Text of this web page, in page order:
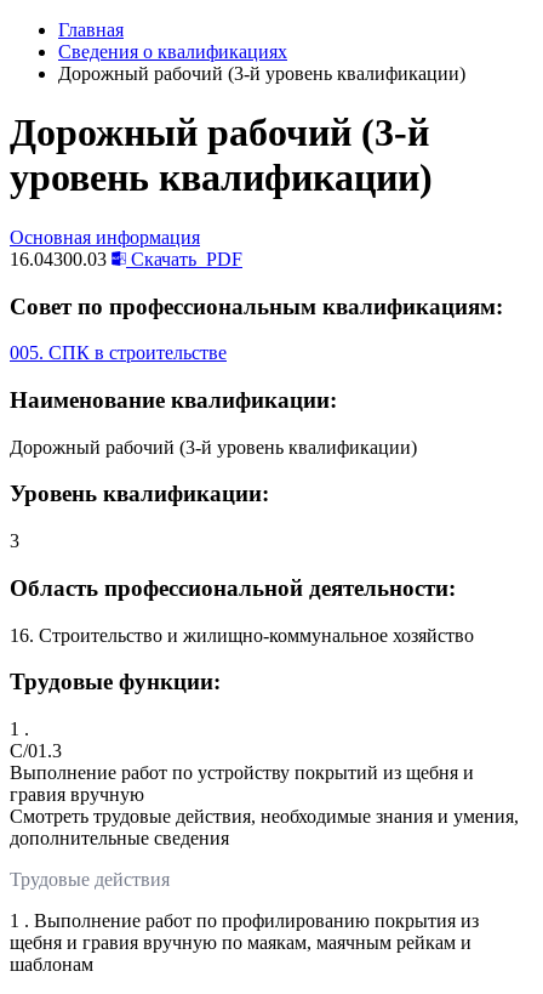
Главная
Сведения о квалификациях
Дорожный рабочий (3-й уровень квалификации)
Дорожный рабочий (3-й
уровень квалификации)
Основная информация
16.04300.03
Скачать PDF
Совет по профессиональным квалификациям:
005. СПК в строительстве
Наименование квалификации:
Дорожный рабочий (3-й уровень квалификации)
Уровень квалификации:
3
Область профессиональной деятельности:
16. Строительство и жилищно-коммунальное хозяйство
Трудовые функции:
1 .
C/01.3
Выполнение работ по устройству покрытий из щебня и
гравия вручную
Смотреть трудовые действия, необходимые знания и умения,
дополнительные сведения
Трудовые действия
1 . Выполнение работ по профилированию покрытия из
щебня и гравия вручную по маякам, маячным рейкам и
шаблонам